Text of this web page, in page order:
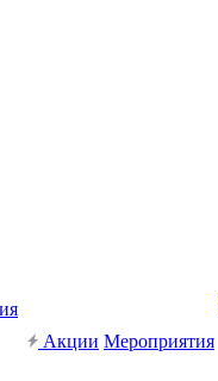
Акции Мероприятия